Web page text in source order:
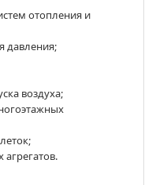
отопления и
давления;
воздуха;